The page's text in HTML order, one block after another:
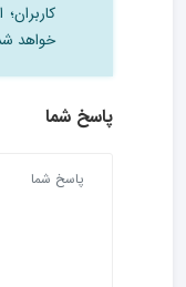
خواهد
پاسخ شما